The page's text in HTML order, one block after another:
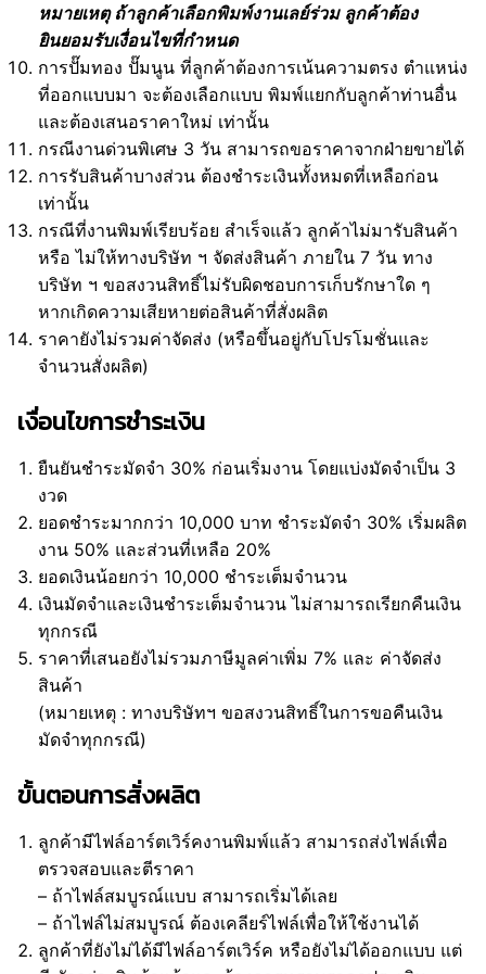
หมายเหตุ ถ้าลูกค้าเลือกพิมพ์งานเลย์ร่วม ลูกค้าต้อง
ยินยอมรับเงื่อนไขที่กำหนด
การปั๊มทอง ปั๊มนูน ที่ลูกค้าต้องการเน้นความตรง ตำแหน่ง
ที่ออกแบบมา จะต้องเลือกแบบ พิมพ์แยกกับลูกค้าท่านอื่น
และต้องเสนอราคาใหม่ เท่านั้น
กรณีงานด่วนพิเศษ 3 วัน สามารถขอราคาจากฝ่ายขายได้
การรับสินค้าบางส่วน ต้องชำระเงินทั้งหมดที่เหลือก่อน
เท่านั้น
กรณีที่งานพิมพ์เรียบร้อย สำเร็จแล้ว ลูกค้าไม่มารับสินค้า
หรือ ไม่ให้ทางบริษัท ฯ จัดส่งสินค้า ภายใน 7 วัน ทาง
บริษัท ฯ ขอสงวนสิทธิ์ไม่รับผิดชอบการเก็บรักษาใด ๆ
หากเกิดความเสียหายต่อสินค้าที่สั่งผลิต
ราคายังไม่รวมค่าจัดส่ง (หรือขึ้นอยู่กับโปรโมชั่นและ
จำนวนสั่งผลิต)
เงื่อนไขการชำระเงิน
ยืนยันชำระมัดจำ 30% ก่อนเริ่มงาน โดยแบ่งมัดจำเป็น 3
งวด
ยอดชำระมากกว่า 10,000 บาท ชำระมัดจำ 30% เริ่มผลิต
งาน 50% และส่วนที่เหลือ 20%
ยอดเงินน้อยกว่า 10,000 ชำระเต็มจำนวน
เงินมัดจำและเงินชำระเต็มจำนวน ไม่สามารถเรียกคืนเงิน
ทุกกรณี
ราคาที่เสนอยังไม่รวมภาษีมูลค่าเพิ่ม 7% และ ค่าจัดส่ง
สินค้า
(หมายเหตุ : ทางบริษัทฯ ขอสงวนสิทธิ์ในการขอคืนเงิน
มัดจำทุกกรณี)
ขั้นตอนการสั่งผลิต
ลูกค้ามีไฟล์อาร์ตเวิร์คงานพิมพ์แล้ว สามารถส่งไฟล์เพื่อ
ตรวจสอบและตีราคา
– ถ้าไฟล์สมบูรณ์แบบ สามารถเริ่มได้เลย
– ถ้าไฟล์ไม่สมบูรณ์ ต้องเคลียร์ไฟล์เพื่อให้ใช้งานได้
ลูกค้าที่ยังไม่ได้มีไฟล์อาร์ตเวิร์ค หรือยังไม่ได้ออกแบบ แต่